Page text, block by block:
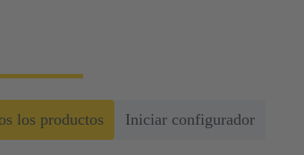
los productos Iniciar configurador